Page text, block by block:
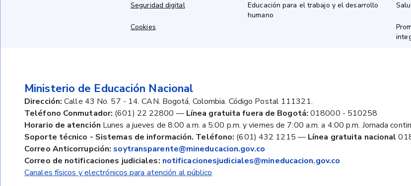
Seguridad digital
Cookies
Educación para el trabajo y el desarrollo
humano
Ministerio de Educación Nacional
Dirección: Calle 43 No. 57 - 14. CAN. Bogotá, Colombia. Código Postal 111321.
Teléfono Conmutador: (601) 22 22800 — Línea gratuita fuera de Bogotá: 018000 - 510258
Horario de atención Lunes a jueves de 8:00 a.m. a 5:00 p.m. y viernes de 7:00 a.m. a 4:00 p.m. Jornada
Soporte técnico - Sistemas de información. Teléfono: (601) 432 1215 — Línea gratuita nacional
Correo Anticorrupción: soytransparente@mineducacion.gov.co
Correo de notificaciones judiciales: notificacionesjudiciales@mineducacion.gov.co
Canales físicos y electrónicos para atención al público